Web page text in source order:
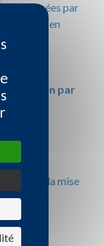
par
prise en
examen par
dans
la mise
une
le pôle